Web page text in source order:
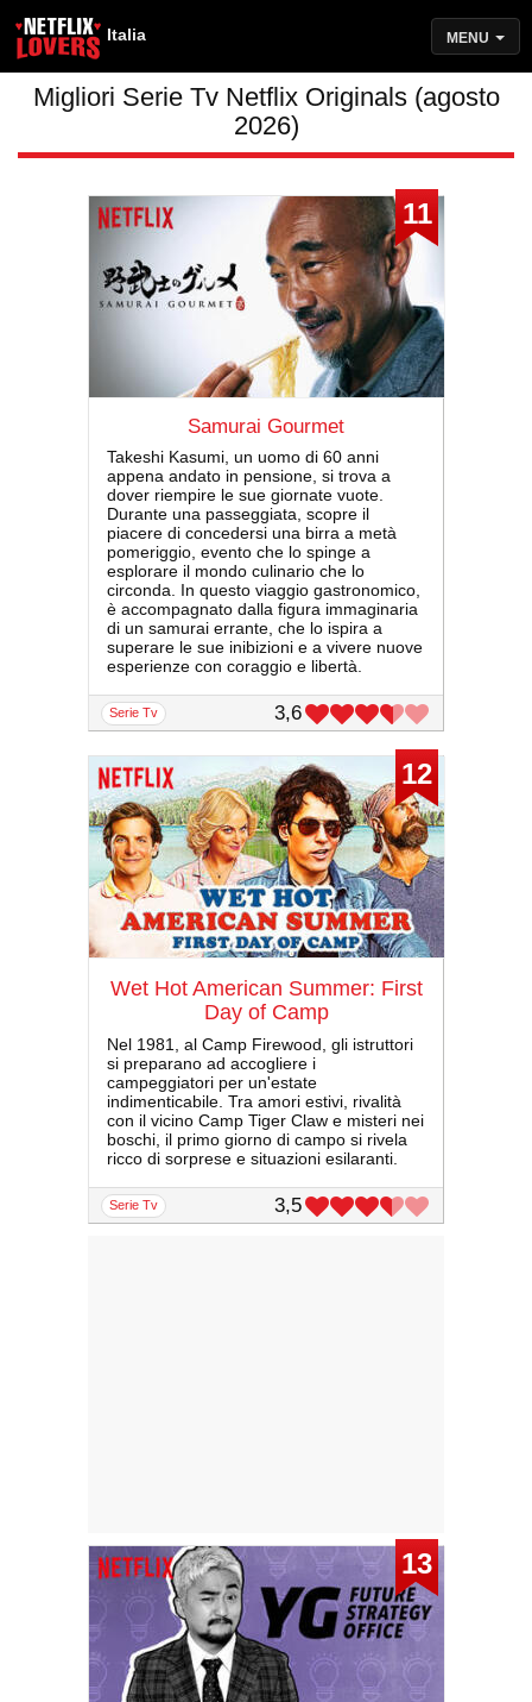
Italia MENU
Migliori Serie Tv Netflix Originals (agosto
2026)
11
Samurai Gourmet
Takeshi Kasumi, un uomo di 60 anni
appena andato in pensione, si trova a
dover riempire le sue giornate vuote.
Durante una passeggiata, scopre il
piacere di concedersi una birra a metà
pomeriggio, evento che lo spinge a
esplorare il mondo culinario che lo
circonda. In questo viaggio gastronomico,
è accompagnato dalla figura immaginaria
di un samurai errante, che lo ispira a
superare le sue inibizioni e a vivere nuove
esperienze con coraggio e libertà.
serie Tv 3,6
12
Wet Hot American Summer: First
Day of Camp
Nel 1981, al Camp Firewood, gli istruttori
si preparano ad accogliere i
campeggiatori per un'estate
indimenticabile. Tra amori estivi, rivalità
con il vicino Camp Tiger Claw e misteri nei
boschi, il primo giorno di campo si rivela
ricco di sorprese e situazioni esilaranti.
serie Tv 3,5
13